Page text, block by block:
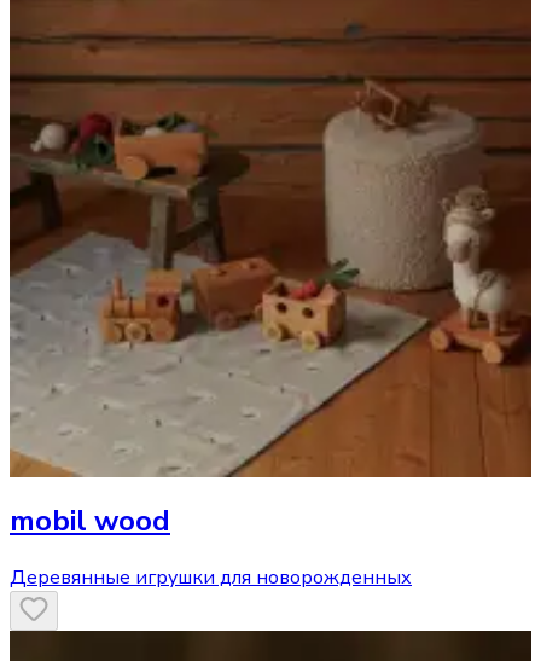
mobil wood
Деревянные игрушки для новорожденных